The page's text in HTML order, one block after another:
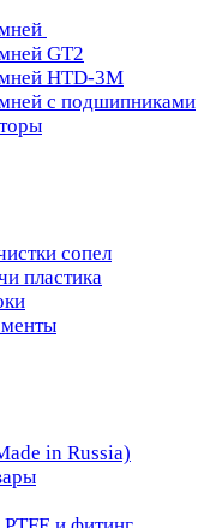
GT2
HTD-3M
с подшипниками
сопел
пластика
in Russia)